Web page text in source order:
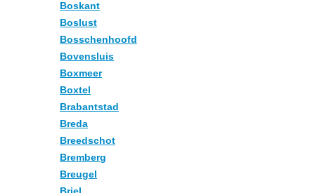
Boskant
Boslust
Bosschenhoofd
Bovensluis
Boxmeer
Boxtel
Brabantstad
Breda
Breedschot
Bremberg
Breugel